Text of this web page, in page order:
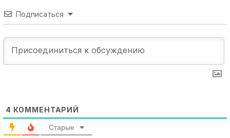
Подписаться
4 КОММЕНТАРИЙ
Старые